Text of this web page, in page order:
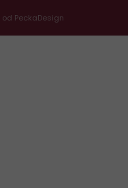
od PeckaDesign